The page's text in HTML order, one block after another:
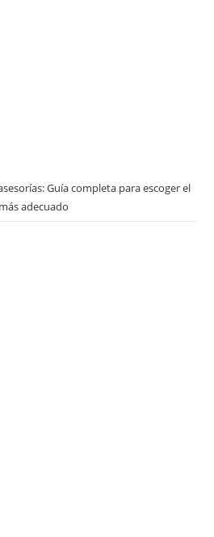
Guía completa para escoger el
más adecuado